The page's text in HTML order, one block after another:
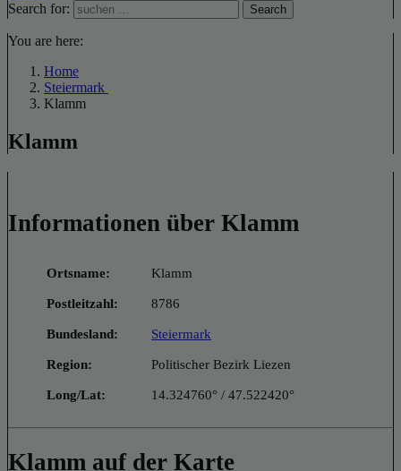
Search for:
Search
You are here:
Home
Steiermark
Klamm
Klamm
Informationen über Klamm
Ortsname: Klamm
Postleitzahl: 8786
Bundesland: Steiermark
Region: Politischer Bezirk Liezen
Long/Lat: 14.324760° / 47.522420°
Klamm auf der Karte